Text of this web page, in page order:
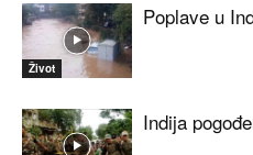
Život
Poplave u
Indija